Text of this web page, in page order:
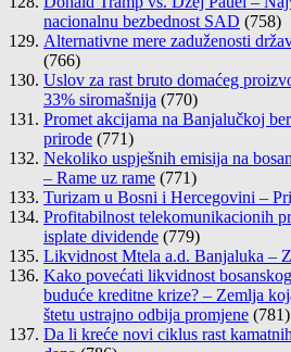
nacionalnu bezbednost SAD (758)
Alternativne mere zaduženosti
(766)
Uslov za rast bruto domaćeg
33% siromašnija (770)
Promet akcijama na Banjalučkoj
prirode (771)
Nekoliko uspješnih emisija na
– Rame uz rame (771)
Turizam u Bosni i Hercegovini –
Profitabilnost telekomunikacionih
isplate dividende (779)
Likvidnost Mtela a.d. Banjaluka –
Kako povećati likvidnost
buduće kreditne krize? – Zemlja
štetu ustrajno odbija promjene (781)
Da li kreće novi ciklus rast